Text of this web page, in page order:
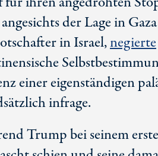
der Lage in
in Israel,negierte
einer eigenständigen
infrage.
Trump bei seinem